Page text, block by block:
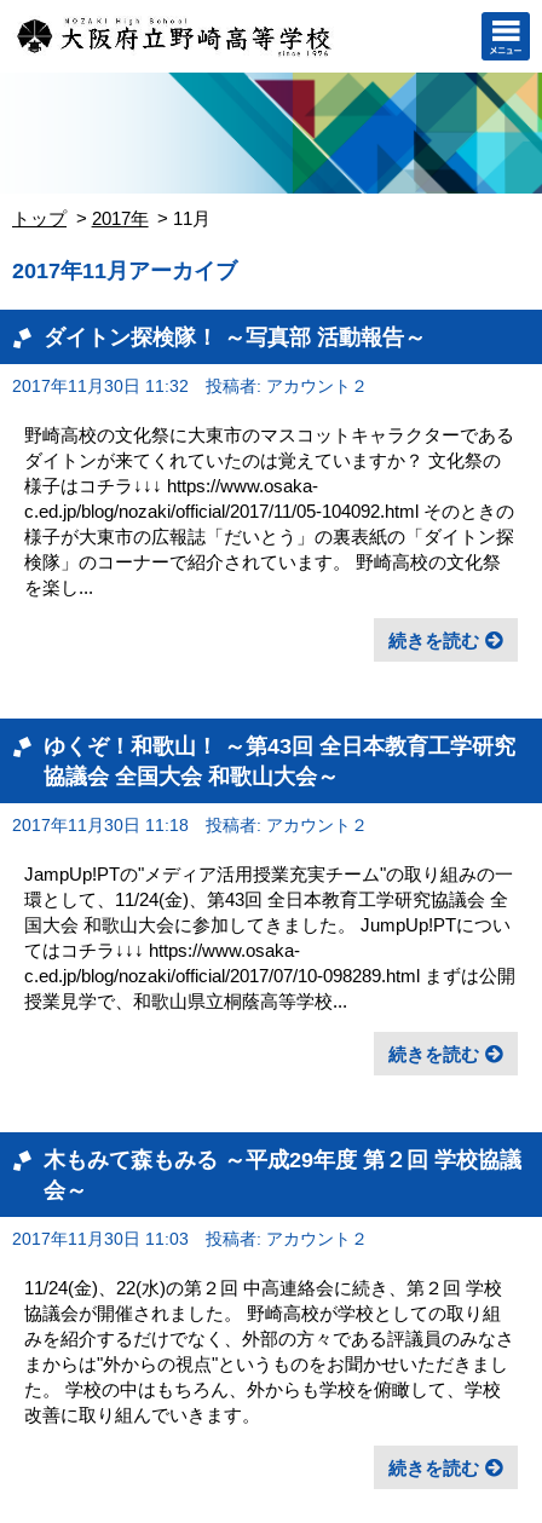
トップ 2017年 11月
2017年11月アーカイブ
ダイトン探検隊！ ～写真部 活動報告～
2017年11月30日 11:32 投稿者: アカウント２
野崎高校の文化祭に大東市のマスコットキャラクターである
ダイトンが来てくれていたのは覚えていますか？ 文化祭の
様子はコチラ↓↓↓ https://www.osaka-
c.ed.jp/blog/nozaki/official/2017/11/05-104092.html そのときの
様子が大東市の広報誌「だいとう」の裏表紙の「ダイトン探
検隊」のコーナーで紹介されています。 野崎高校の文化祭
を楽し...
続きを読む
ゆくぞ！和歌山！ ～第43回 全日本教育工学研究
協議会 全国大会 和歌山大会～
2017年11月30日 11:18 投稿者: アカウント２
JampUp!PTの"メディア活用授業充実チーム"の取り組みの一
環として、11/24(金)、第43回 全日本教育工学研究協議会 全
国大会 和歌山大会に参加してきました。 JumpUp!PTについ
てはコチラ↓↓↓ https://www.osaka-
c.ed.jp/blog/nozaki/official/2017/07/10-098289.html まずは公開
授業見学で、和歌山県立桐蔭高等学校...
続きを読む
木もみて森もみる ～平成29年度 第２回 学校協議
会～
2017年11月30日 11:03 投稿者: アカウント２
11/24(金)、22(水)の第２回 中高連絡会に続き、第２回 学校
協議会が開催されました。 野崎高校が学校としての取り組
みを紹介するだけでなく、外部の方々である評議員のみなさ
まからは"外からの視点"というものをお聞かせいただきまし
た。 学校の中はもちろん、外からも学校を俯瞰して、学校
改善に取り組んでいきます。
続きを読む